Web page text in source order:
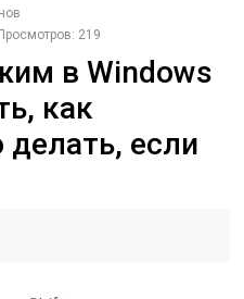
Просмотров: 219
в Windows
как
делать, если